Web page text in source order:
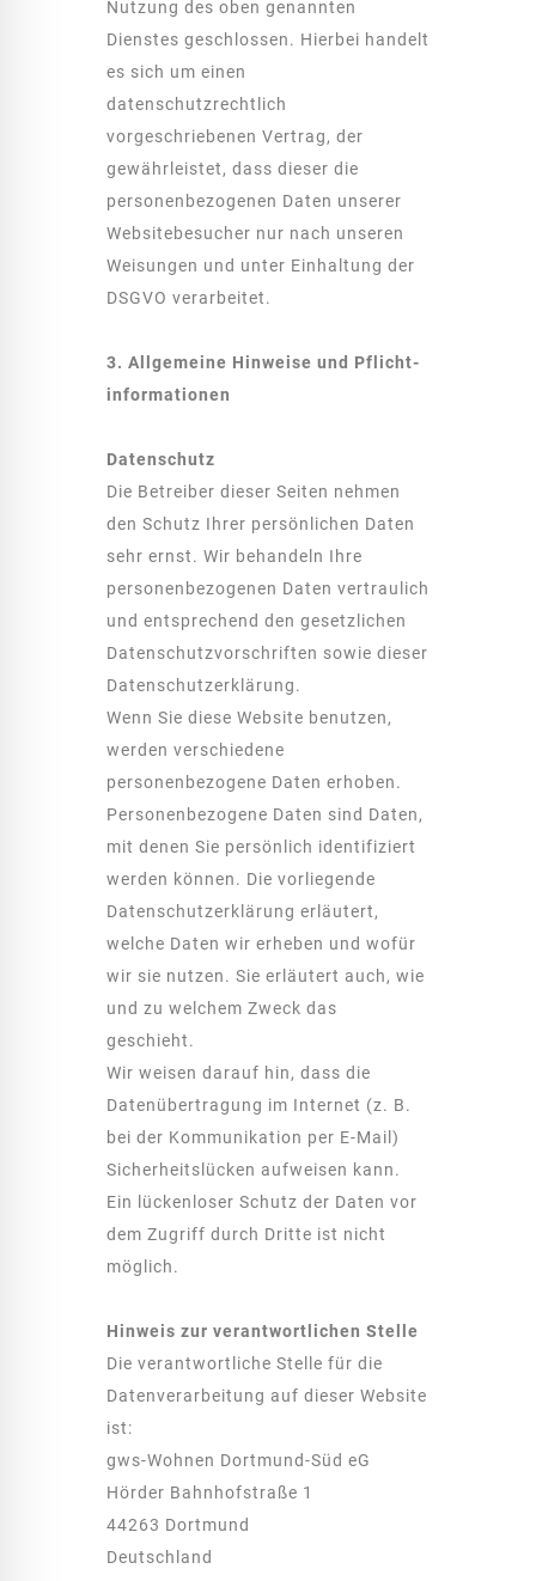
Nutzung des oben genannten
Dienstes geschlossen. Hierbei handelt
es sich um einen
datenschutzrechtlich
vorgeschriebenen Vertrag, der
gewährleistet, dass dieser die
personenbezogenen Daten unserer
Websitebesucher nur nach unseren
Weisungen und unter Einhaltung der
DSGVO verarbeitet.
3. Allgemeine Hinweise und Pflicht­
informationen
Datenschutz
Die Betreiber dieser Seiten nehmen
den Schutz Ihrer persönlichen Daten
sehr ernst. Wir behandeln Ihre
personenbezogenen Daten vertraulich
und entsprechend den gesetzlichen
Datenschutzvorschriften sowie dieser
Datenschutzerklärung.
Wenn Sie diese Website benutzen,
werden verschiedene
personenbezogene Daten erhoben.
Personenbezogene Daten sind Daten,
mit denen Sie persönlich identifiziert
werden können. Die vorliegende
Datenschutzerklärung erläutert,
welche Daten wir erheben und wofür
wir sie nutzen. Sie erläutert auch, wie
und zu welchem Zweck das
geschieht.
Wir weisen darauf hin, dass die
Datenübertragung im Internet (z. B.
bei der Kommunikation per E-Mail)
Sicherheitslücken aufweisen kann.
Ein lückenloser Schutz der Daten vor
dem Zugriff durch Dritte ist nicht
möglich.
Hinweis zur verantwortlichen Stelle
Die verantwortliche Stelle für die
Datenverarbeitung auf dieser Website
ist:
gws-Wohnen Dortmund-Süd eG
Hörder Bahnhofstraße 1
44263 Dortmund
Deutschland